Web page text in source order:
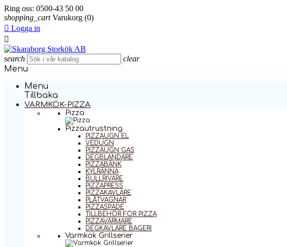
Ring oss: 0500-43 50 00
shopping_cart Varukorg (0)
 Logga in

search clear
Menu
Menu
Tillbaka
VARMKÖK-PIZZA
Pizza
Pizzautrustning
PIZZAUGN EL
VEDUGN
PIZZAUGN GAS
DEGBLANDARE
PIZZABÄNK
KYLRÄNNA
BULLRIVARE
PIZZAPRESS
PIZZAKAVLARE
PLÅTVAGNAR
PIZZASPADE
TILLBEHÖR FÖR PIZZA
PIZZAVÄRMARE
DEGKAVLARE BAGERI
Varmkök Grillserier